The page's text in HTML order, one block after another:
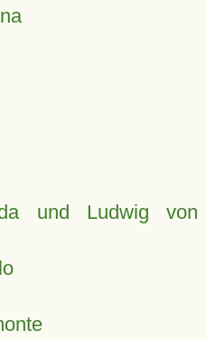
und Ludwig von